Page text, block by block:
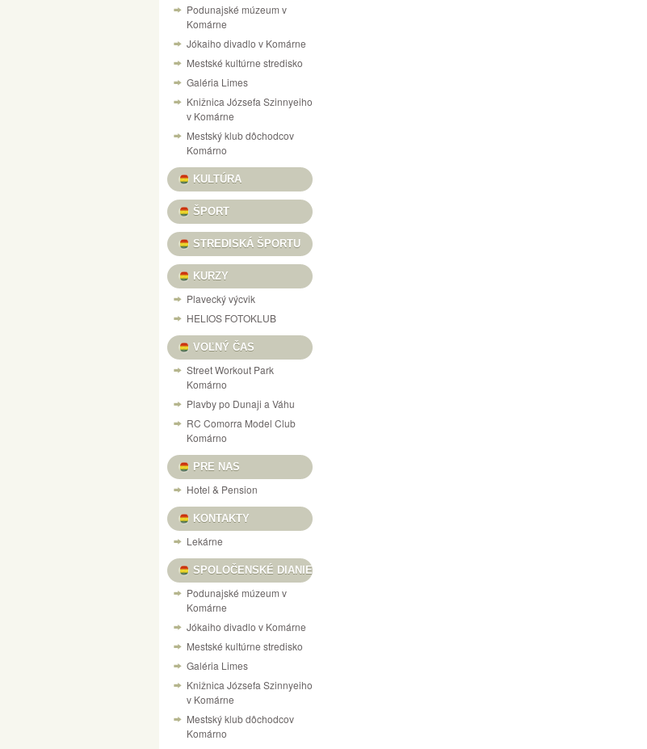
NÁVŠTEVNÝ PORIADOK PEVNOSTI V KOMÁRNE
VÝSTAVA „125 ROKOV VÝROBY LODÍ V KOMÁRNE“ – „A KOMÁROMI HAJÓGYÁRTÁS 125 ÉVE”
VILLA CAMARUM / ZICHY-PONT
PONUKA KULTÚRNYCH PROGRAMOV / KULTURÁLIS PROGRAMAJÁNLÓ – TÝŽDENNÝ / HETI
DOM MATICE SLOVENSKEJ / SLOVENSKÍ REBELI / DRAMAŤÁK / DIVADLO KOMORA
VÝSTAVA ŽELEZNIČNÝCH MODELOV
INFORMAČNÝ PORTÁL PEVNOSTNÉHO SYSTÉMU KOMÁRNA WWW.PEVNOST-KOMARNO.SK
HANGULATOK FOTOVÝSTAVA FERENCZI ÉVI A PREZMECZKY PÉTER
Podunajské múzeum v
Komárne
Jókaiho divadlo v Komárne
Mestské kultúrne stredisko
Galéria Limes
Knižnica Józsefa Szinnyeiho
v Komárne
Mestský klub dôchodcov
Komárno
KULTÚRA
ŠPORT
STREDISKÁ ŠPORTU
KURZY
Plavecký výcvik
HELIOS FOTOKLUB
VOĽNÝ ČAS
Street Workout Park
Komárno
Plavby po Dunaji a Váhu
RC Comorra Model Club
Komárno
PRE NAS
Hotel & Pension
KONTAKTY
Lekárne
SPOLOČENSKÉ DIANIE
Podunajské múzeum v
Komárne
Jókaiho divadlo v Komárne
Mestské kultúrne stredisko
Galéria Limes
Knižnica Józsefa Szinnyeiho
v Komárne
Mestský klub dôchodcov
Komárno